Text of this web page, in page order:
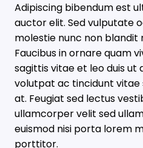
Adipiscing bibendum est
auctor elit. Sed vulputate
molestie nunc non blandit
Faucibus in ornare quam
sagittis vitae et leo duis ut
volutpat ac tincidunt vitae
at. Feugiat sed lectus
ullamcorper velit sed
euismod nisi porta lorem
porttitor.